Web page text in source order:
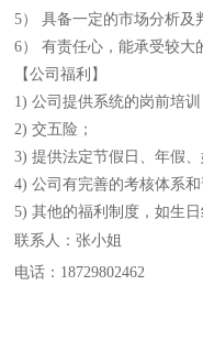
5） 具备一定的市场分析及
6） 有责任心，能承受较大
【公司福利】
1) 公司提供系统的岗前培训
2) 交五险；
3) 提供法定节假日、年假、
4) 公司有完善的考核体系和
5) 其他的福利制度，如生
联系人：张小姐
电话：18729802462